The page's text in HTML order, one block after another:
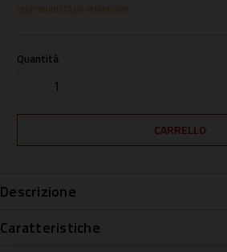
DISPONIBILITÀ DA VERIFICARE
Quantità
Descrizione
Caratteristiche